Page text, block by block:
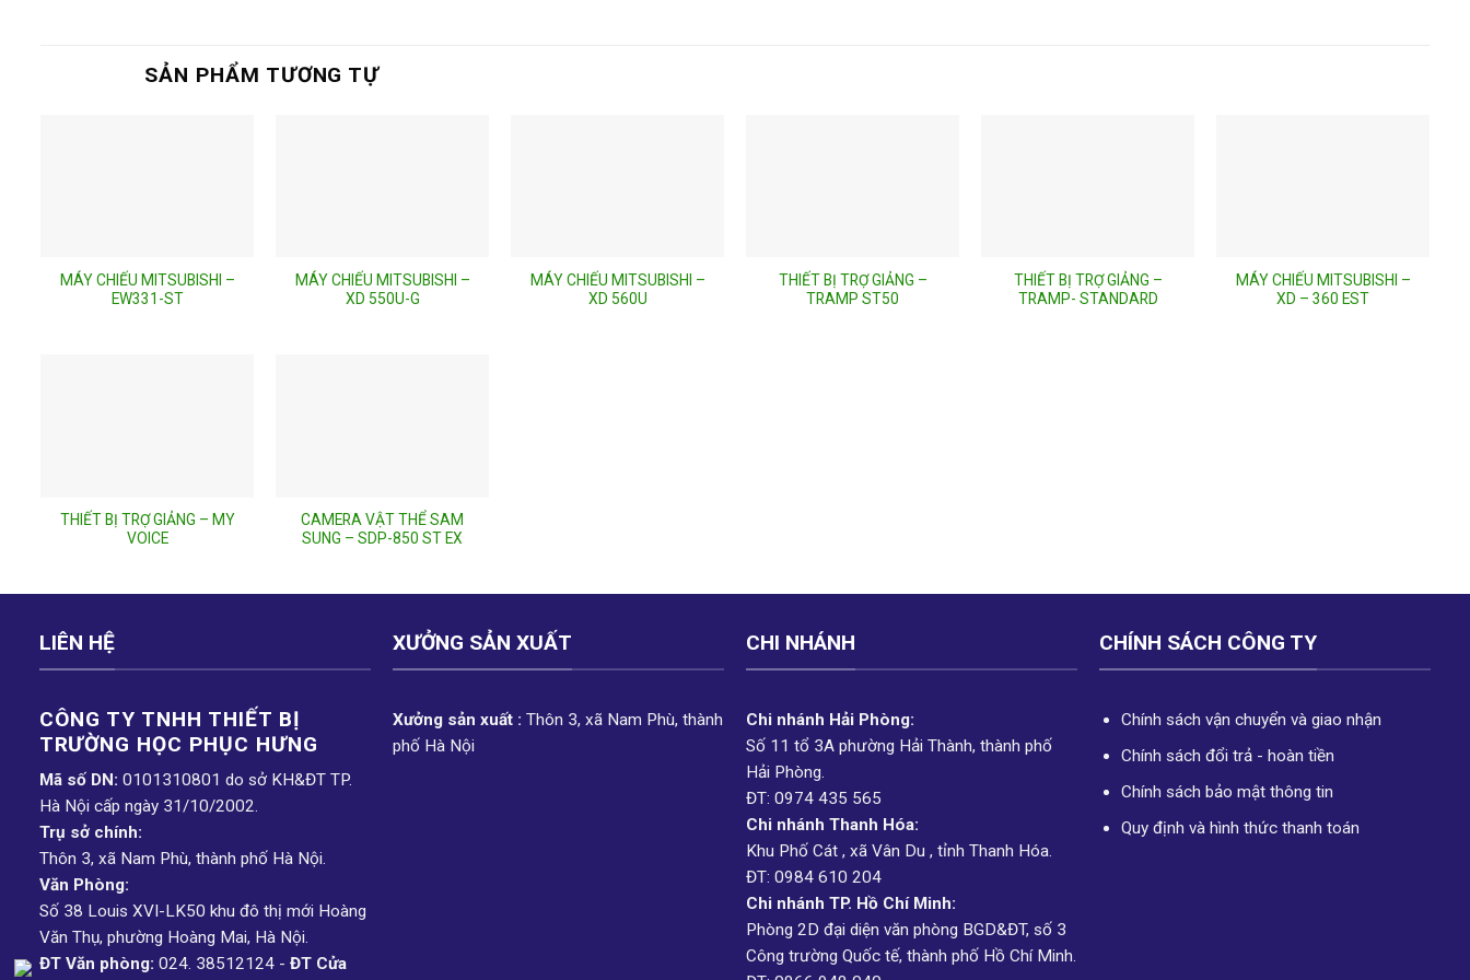
SẢN PHẨM TƯƠNG TỰ
MÁY CHIẾU MITSUBISHI –
EW331-ST
MÁY CHIẾU MITSUBISHI –
XD 550U-G
MÁY CHIẾU MITSUBISHI –
XD 560U
THIẾT BỊ TRỢ GIẢNG –
TRAMP ST50
THIẾT BỊ TRỢ GIẢNG –
TRAMP- STANDARD
MÁY CHIẾU MITSUBISHI –
XD – 360 EST
THIẾT BỊ TRỢ GIẢNG – MY
VOICE
CAMERA VẬT THỂ SAM
SUNG – SDP-850 ST EX
LIÊN HỆ
CÔNG TY TNHH THIẾT BỊ
TRƯỜNG HỌC PHỤC H­ƯNG
Mã số DN: 0101310801 do sở KH&ĐT TP.
Hà Nội cấp ngày 31/10/2002.
Trụ sở chính:
Thôn 3, xã Nam Phù, thành phố Hà Nội.
Văn Phòng:
Số 38 Louis XVI-LK50 khu đô thị mới Hoàng
Văn Thụ, phường Hoàng Mai, Hà Nội.
ĐT Văn phòng: 024. 38512124 - ĐT Cửa
XƯỞNG SẢN XUẤT
Xưởng sản xuất : Thôn 3, xã Nam Phù, thành
phố Hà Nội
CHI NHÁNH
Chi nhánh Hải Phòng:
Số 11 tổ 3A phường Hải Thành, thành phố
Hải Phòng.
ĐT: 0974 435 565
Chi nhánh Thanh Hóa:
Khu Phố Cát , xã Vân Du , tỉnh Thanh Hóa.
ĐT: 0984 610 204
Chi nhánh TP. Hồ Chí Minh:
Phòng 2D đại diện văn phòng BGD&ĐT, số 3
Công trường Quốc tế, thành phố Hồ Chí Minh.
CHÍNH SÁCH CÔNG TY
Chính sách vận chuyển và giao nhận
Chính sách đổi trả - hoàn tiền
Chính sách bảo mật thông tin
Quy định và hình thức thanh toán